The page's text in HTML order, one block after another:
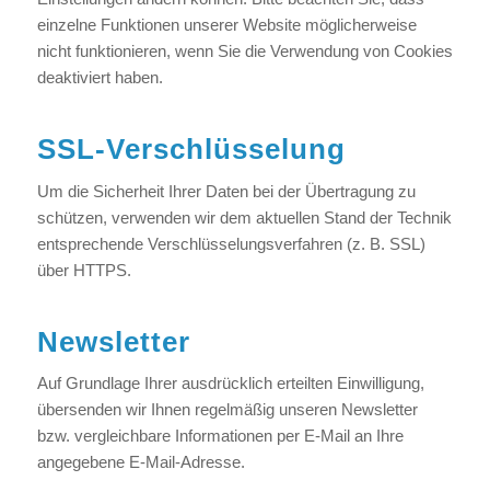
einzelne Funktionen unserer Website möglicherweise
nicht funktionieren, wenn Sie die Verwendung von Cookies
deaktiviert haben.
SSL-Verschlüsselung
Um die Sicherheit Ihrer Daten bei der Übertragung zu
schützen, verwenden wir dem aktuellen Stand der Technik
entsprechende Verschlüsselungsverfahren (z. B. SSL)
über HTTPS.
Newsletter
Auf Grundlage Ihrer ausdrücklich erteilten Einwilligung,
übersenden wir Ihnen regelmäßig unseren Newsletter
bzw. vergleichbare Informationen per E-Mail an Ihre
angegebene E-Mail-Adresse.